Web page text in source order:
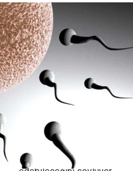
Bu hesap makinesi, çocuk
söylüyor
Bilim adamları,
makinesi" sayesinde
şanslarını tahmin
Bu ilginç buluşu yapan
Üniversitesi'ndeki
yola çıkarak hazırladıkları
çiftin gerçekçi olarak kendi